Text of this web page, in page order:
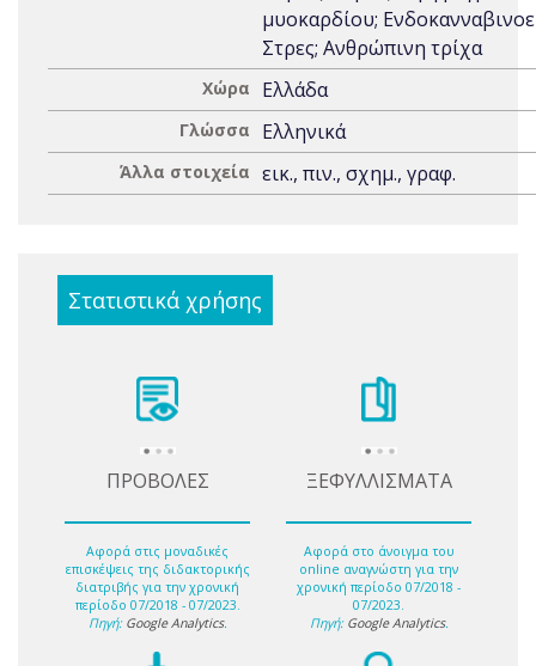
μυοκαρδίου;
Στρες; Ανθρώπινη τρίχα
Χώρα Ελλάδα
Γλώσσα Ελληνικά
Άλλα στοιχεία εικ., πιν., σχημ., γραφ.
Στατιστικά χρήσης
ΠΡΟΒΟΛΕΣ
Αφορά στις μοναδικές
επισκέψεις της διδακτορικής
διατριβής για την χρονική
περίοδο 07/2018 - 07/2023.
Πηγή: Google Analytics.
ΞΕΦΥΛΛΙΣΜΑΤΑ
Αφορά στο άνοιγμα του
online αναγνώστη για την
χρονική περίοδο 07/2018 -
07/2023.
Πηγή: Google Analytics.